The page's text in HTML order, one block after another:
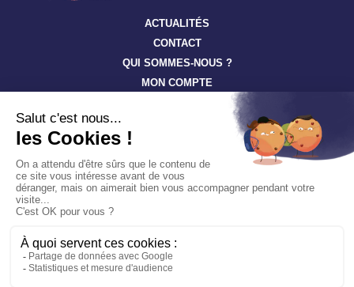
ACTUALITÉS
CONTACT
QUI SOMMES-NOUS ?
MON COMPTE
Suivez toute l’actualité à travers nos newsletters
S'ABONNER
Tous droits réservés ©